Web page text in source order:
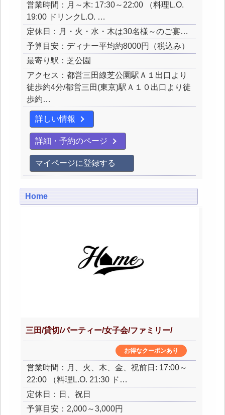
営業時間：月～木: 17:30～22:00 （料理L.O.
19:00 ドリンクL.O. …
定休日：月・火・水・木は30名様～のご宴…
予算目安：ディナー平均約8000円（税込み）
最寄り駅：芝公園
アクセス：都営三田線芝公園駅Ａ１出口より
徒歩約4分/都営三田(東京)駅Ａ１０出口より徒
歩約…
詳しい情報
詳細・予約のページ
マイページに登録する
Home
三田/貸切/パーティー/女子会/ファミリー/
お得なクーポンあり
営業時間：月、火、木、金、祝前日: 17:00～
22:00 （料理L.O. 21:30 ド…
定休日：日、祝日
予算目安：2,000～3,000円